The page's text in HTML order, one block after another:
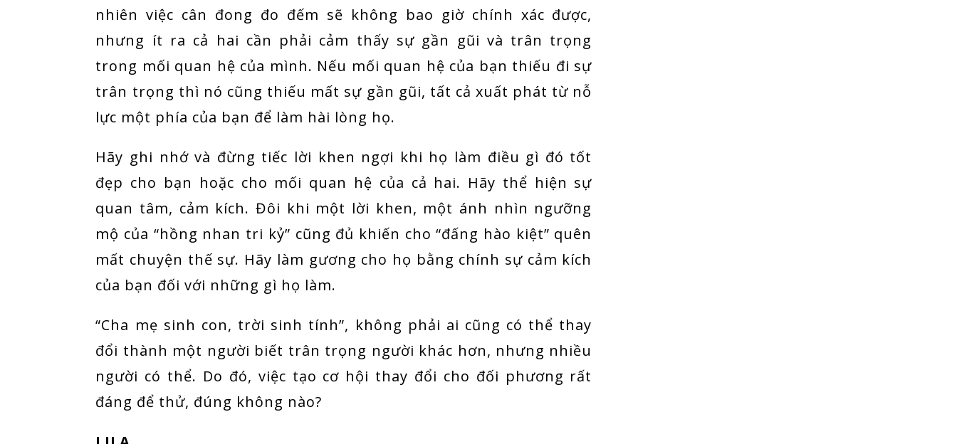
nhiên việc cân đong đo đếm sẽ không bao giờ chính xác được,
nhưng ít ra cả hai cần phải cảm thấy sự gần gũi và trân trọng
trong mối quan hệ của mình. Nếu mối quan hệ của bạn thiếu đi sự
trân trọng thì nó cũng thiếu mất sự gần gũi, tất cả xuất phát từ nỗ
lực một phía của bạn để làm hài lòng họ.
Hãy ghi nhớ và đừng tiếc lời khen ngợi khi họ làm điều gì đó tốt
đẹp cho bạn hoặc cho mối quan hệ của cả hai. Hãy thể hiện sự
quan tâm, cảm kích. Đôi khi một lời khen, một ánh nhìn ngưỡng
mộ của “hồng nhan tri kỷ” cũng đủ khiến cho “đấng hào kiệt” quên
mất chuyện thế sự. Hãy làm gương cho họ bằng chính sự cảm kích
của bạn đối với những gì họ làm.
“Cha mẹ sinh con, trời sinh tính”, không phải ai cũng có thể thay
đổi thành một người biết trân trọng người khác hơn, nhưng nhiều
người có thể. Do đó, việc tạo cơ hội thay đổi cho đối phương rất
đáng để thử, đúng không nào?